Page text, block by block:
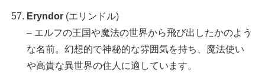
Eryndor (エリンドル)
– エルフの王国や魔法の世界から飛び出したかのよう
な名前。幻想的で神秘的な雰囲気を持ち、魔法使い
や高貴な異世界の住人に適しています。